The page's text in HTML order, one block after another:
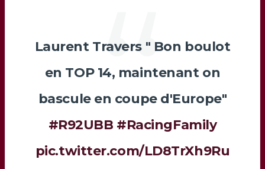
Laurent Travers " Bon boulot
en TOP 14, maintenant on
bascule en coupe d'Europe"
#R92UBB #RacingFamily
pic.twitter.com/LD8TrXh9Ru